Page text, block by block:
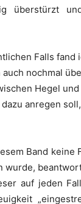
überstürzt
Falls fand
nochmal
Hegel
anregen
Band keine
wurde,
auf jeden